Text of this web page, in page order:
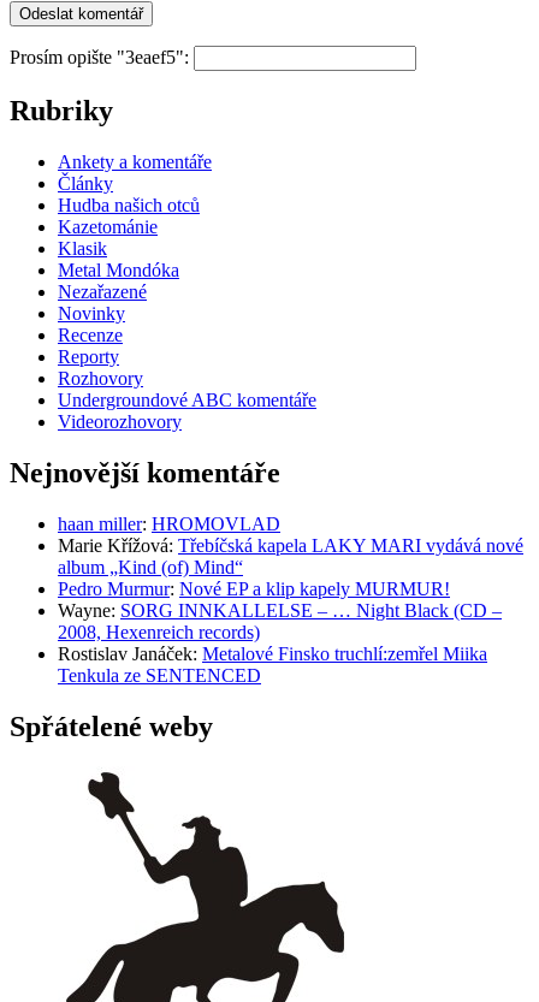
Prosím opište "3eaef5":
Rubriky
Ankety a komentáře
Články
Hudba našich otců
Kazetománie
Klasik
Metal Mondóka
Nezařazené
Novinky
Recenze
Reporty
Rozhovory
Undergroundové ABC komentáře
Videorozhovory
Nejnovější komentáře
haan miller: HROMOVLAD
Marie Křížová: Třebíčská kapela LAKY MARI vydává nové
album „Kind (of) Mind“
Pedro Murmur: Nové EP a klip kapely MURMUR!
Wayne: SORG INNKALLELSE – … Night Black (CD –
2008, Hexenreich records)
Rostislav Janáček: Metalové Finsko truchlí:zemřel Miika
Tenkula ze SENTENCED
Spřátelené weby